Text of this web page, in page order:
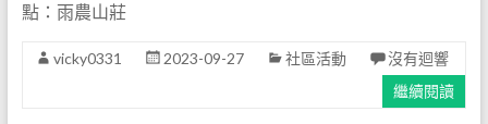
點：雨農山莊
vicky0331 2023-09-27 社區活動
沒有迴響
繼續閱讀